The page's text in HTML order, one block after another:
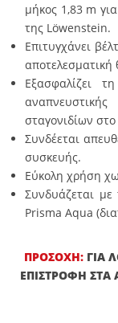
μήκος 1,83 m
της Löwenstein.
Επιτυγχάνει
αποτελεσματική
Εξασφαλίζει
σταγονιδίων
Συνδέεται
συσκευής.
Εύκολη χρήση
Συνδυάζεται
Prisma Aqua
ΠΡΟΣΟΧΗ:ΓΙΑ
ΕΠΙΣΤΡΟΦΗ ΣΤΑ